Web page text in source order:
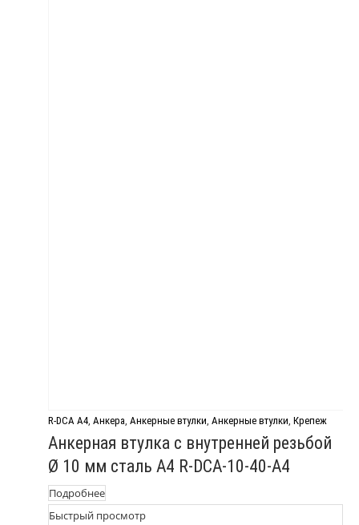
R-DCA A4 Анкера Анкерные втулки Анкерные втулки Крепеж
Анкерная втулка с внутренней резьбой
Ø 10 мм сталь А4 R-DCA-10-40-A4
Подробнее
Быстрый просмотр